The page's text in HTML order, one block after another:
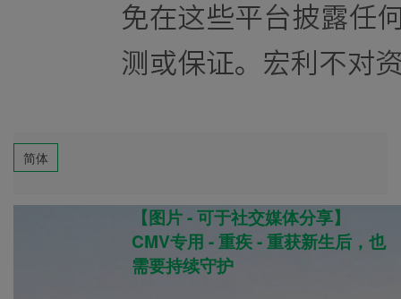
简体
【图片 - 可于社交媒体分享】
CMV专用 - 重疾 - 重获新生后，也
需要持续守护